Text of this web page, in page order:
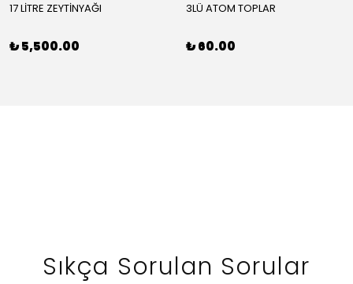
17 LİTRE ZEYTİNYAĞI
₺ 5,500.00
3LÜ ATOM TOPLAR
₺ 60.00
Sıkça Sorulan Sorular